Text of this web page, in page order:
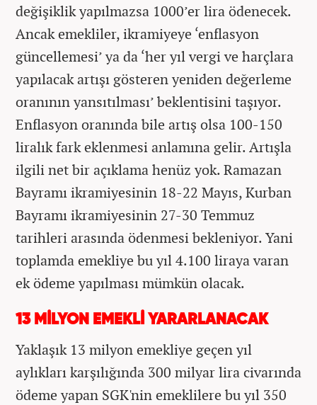
değişiklik yapılmazsa 1000’er lira ödenecek.
Ancak emekliler, ikramiyeye ‘enflasyon
güncellemesi’ ya da ‘her yıl vergi ve harçlara
yapılacak artışı gösteren yeniden değerleme
oranının yansıtılması’ beklentisini taşıyor.
Enflasyon oranında bile artış olsa 100-150
liralık fark eklenmesi anlamına gelir. Artışla
ilgili net bir açıklama henüz yok. Ramazan
Bayramı ikramiyesinin 18-22 Mayıs, Kurban
Bayramı ikramiyesinin 27-30 Temmuz
tarihleri arasında ödenmesi bekleniyor. Yani
toplamda emekliye bu yıl 4.100 liraya varan
ek ödeme yapılması mümkün olacak.
13 MİLYON EMEKLİ YARARLANACAK
Yaklaşık 13 milyon emekliye geçen yıl
aylıkları karşılığında 300 milyar lira civarında
ödeme yapan SGK'nin emeklilere bu yıl 350